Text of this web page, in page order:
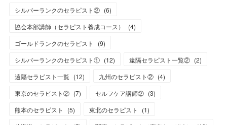
シルバーランクのセラピスト② (6)
協会本部講師（セラピスト養成コース）
(4)
ゴールドランクのセラピスト
(9)
シルバーランクのセラピスト① (12) 遠隔セラピスト一覧② (2)
遠隔セラピスト一覧 (12) 九州のセラピスト② (4)
東京のセラピスト② (7) セルフケア講師② (3)
熊本のセラピスト
(5) 東北のセラピスト (1)